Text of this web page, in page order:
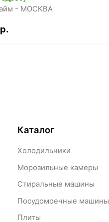
- МОСКВА
Каталог
Холодильники
Морозильные камеры
Стиральные машины
Посудомоечные машины
Плиты